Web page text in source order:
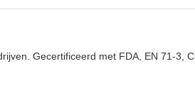
Gecertificeerd met FDA, EN 71-3,